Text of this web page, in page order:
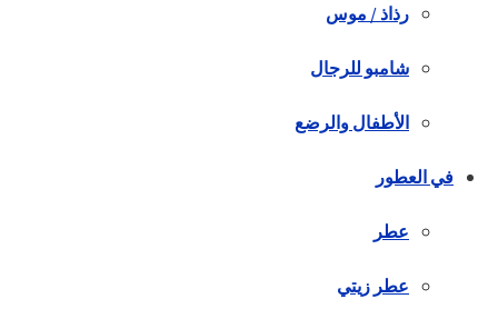
رذاذ / موس
شامبو للرجال
الأطفال والرضع
في العطور
عطر
عطر زيتي